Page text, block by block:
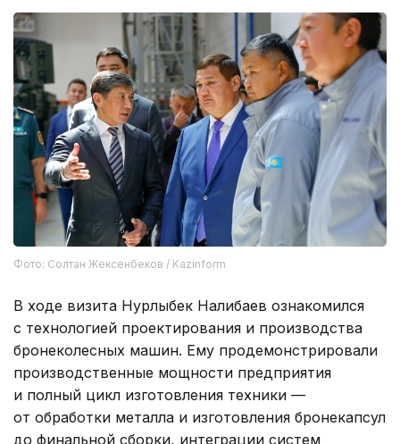
Фото: Солтан Жексенбеков / Kazinform
В ходе визита Нурлыбек Налибаев ознакомился
с технологией проектирования и производства
бронеколесных машин. Ему продемонстрировали
производственные мощности предприятия
и полный цикл изготовления техники —
от обработки металла и изготовления бронекапсул
до финальной сборки, интеграции систем